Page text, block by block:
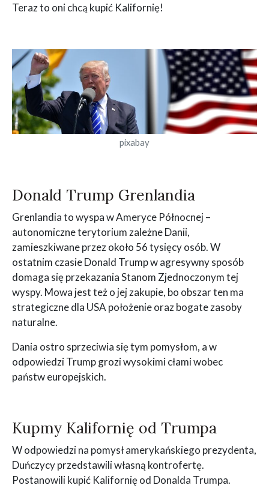
Teraz to oni chcą kupić Kalifornię!
pixabay
Donald Trump Grenlandia
Grenlandia to wyspa w Ameryce Północnej –
autonomiczne terytorium zależne Danii,
zamieszkiwane przez około 56 tysięcy osób. W
ostatnim czasie Donald Trump w agresywny sposób
domaga się przekazania Stanom Zjednoczonym tej
wyspy. Mowa jest też o jej zakupie, bo obszar ten ma
strategiczne dla USA położenie oraz bogate zasoby
naturalne.
Dania ostro sprzeciwia się tym pomysłom, a w
odpowiedzi Trump grozi wysokimi cłami wobec
państw europejskich.
Kupmy Kalifornię od Trumpa
W odpowiedzi na pomysł amerykańskiego prezydenta,
Duńczycy przedstawili własną kontrofertę.
Postanowili kupić Kalifornię od Donalda Trumpa.